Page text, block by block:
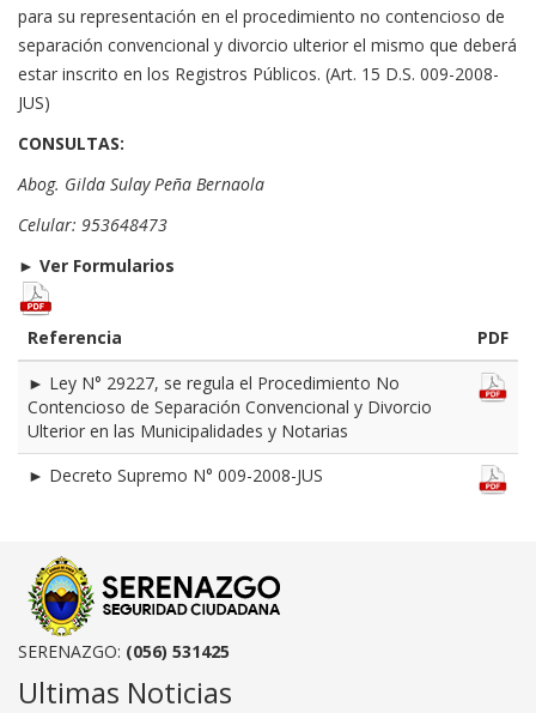
para su representación en el procedimiento no contencioso de
separación convencional y divorcio ulterior el mismo que deberá
estar inscrito en los Registros Públicos. (Art. 15 D.S. 009-2008-
JUS)
CONSULTAS:
Abog. Gilda Sulay Peña Bernaola
Celular: 953648473
► Ver Formularios
Referencia
PDF
► Ley N° 29227, se regula el Procedimiento No
Contencioso de Separación Convencional y Divorcio
Ulterior en las Municipalidades y Notarias
► Decreto Supremo N° 009-2008-JUS
SERENAZGO: (056) 531425
Ultimas Noticias